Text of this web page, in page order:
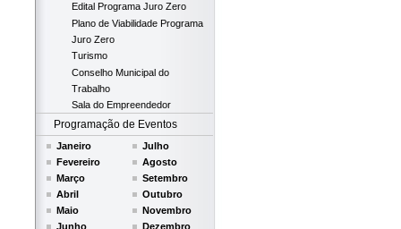
Edital Programa Juro Zero
Plano de Viabilidade Programa
Juro Zero
Turismo
Conselho Municipal do
Trabalho
Sala do Empreendedor
Programação de Eventos
Janeiro
Fevereiro
Março
Abril
Maio
Junho
Julho
Agosto
Setembro
Outubro
Novembro
Dezembro